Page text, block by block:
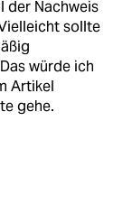
der Nachweis
sollte
würde ich
Artikel
gehe.